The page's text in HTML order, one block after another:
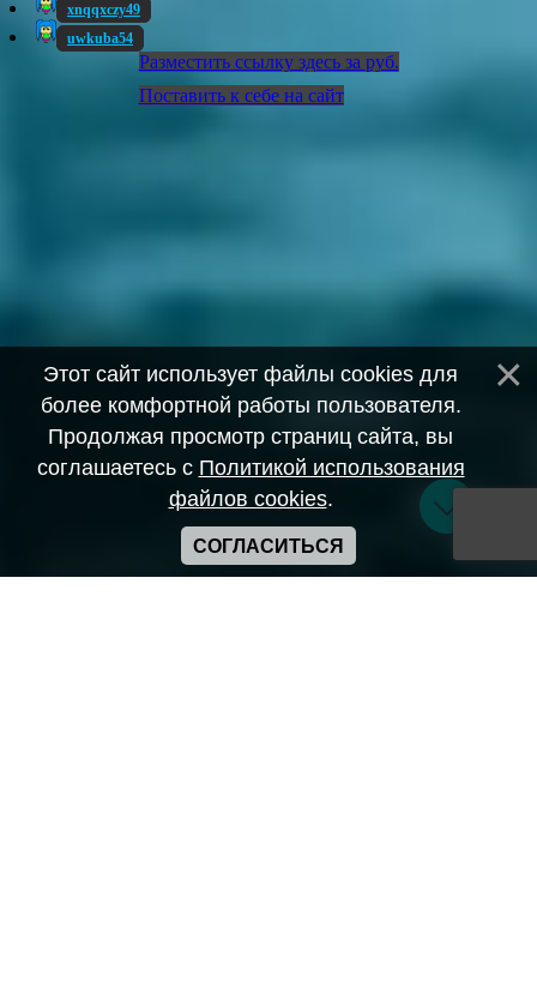
xnqqxczy49
uwkuba54
Разместить ссылку здесь за руб.
Поставить к себе на сайт
Этот сайт использует файлы cookies для
более комфортной работы пользователя.
Продолжая просмотр страниц сайта, вы
соглашаетесь с Политикой использования
файлов cookies.
СОГЛАСИТЬСЯ